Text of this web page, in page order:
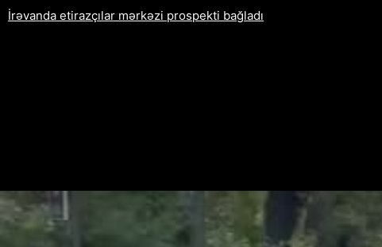
İrəvanda etirazçılar mərkəzi prospekti bağladı